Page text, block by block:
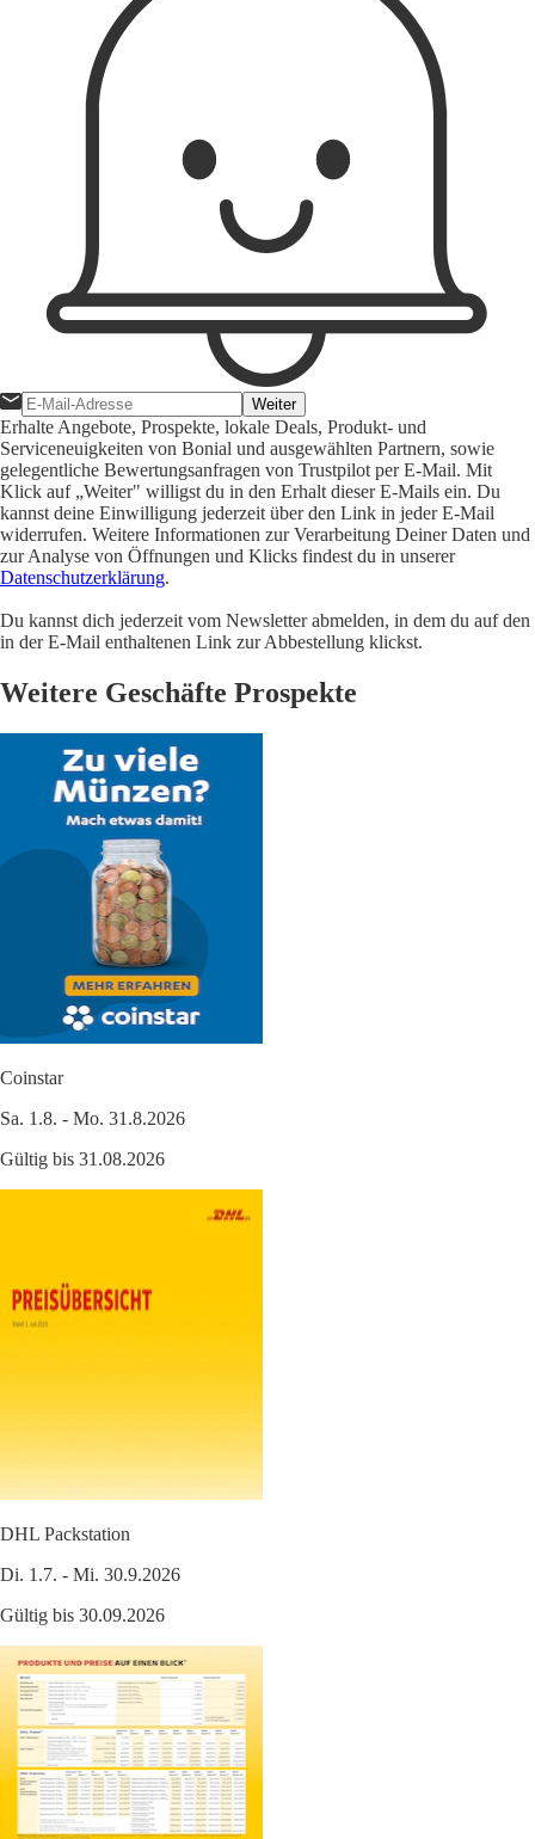
Weiter
Erhalte Angebote, Prospekte, lokale Deals, Produkt- und
Serviceneuigkeiten von Bonial und ausgewählten Partnern, sowie
gelegentliche Bewertungsanfragen von Trustpilot per E-Mail. Mit
Klick auf „Weiter" willigst du in den Erhalt dieser E-Mails ein. Du
kannst deine Einwilligung jederzeit über den Link in jeder E-Mail
widerrufen. Weitere Informationen zur Verarbeitung Deiner Daten und
zur Analyse von Öffnungen und Klicks findest du in unserer
Datenschutzerklärung.
Du kannst dich jederzeit vom Newsletter abmelden, in dem du auf den
in der E-Mail enthaltenen Link zur Abbestellung klickst.
Weitere Geschäfte Prospekte
Coinstar
Sa. 1.8. - Mo. 31.8.2026
Gültig bis 31.08.2026
DHL Packstation
Di. 1.7. - Mi. 30.9.2026
Gültig bis 30.09.2026